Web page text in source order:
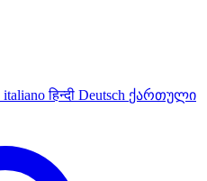
italianoहिन्दी Deutsch ქართული